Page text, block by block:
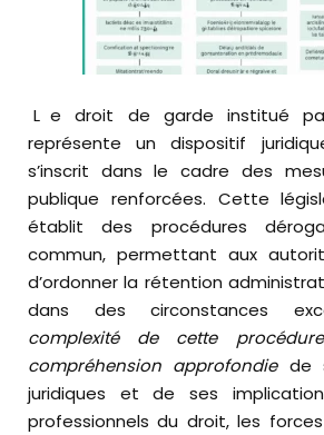
Le droit de garde institué par la loi DEFIE-TP
représente un dispositif
s’inscrit dans le cadre des
publique renforcées. Cette
établit des procédures
commun, permettant aux
d’ordonner la rétention
dans des circonstances
complexité de cette
compréhension approfondie de
juridiques et de ses
professionnels du droit, les